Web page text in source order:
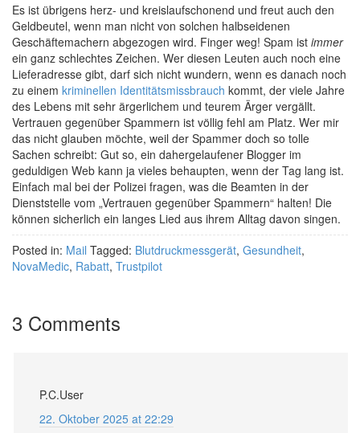
Es ist übrigens herz- und kreislaufschonend und freut auch den
Geldbeutel, wenn man nicht von solchen halbseidenen
Geschäftemachern abgezogen wird. Finger weg! Spam ist immer
ein ganz schlechtes Zeichen. Wer diesen Leuten auch noch eine
Lieferadresse gibt, darf sich nicht wundern, wenn es danach noch
zu einem kriminellen Identitätsmissbrauch kommt, der viele Jahre
des Lebens mit sehr ärgerlichem und teurem Ärger vergällt.
Vertrauen gegenüber Spammern ist völlig fehl am Platz. Wer mir
das nicht glauben möchte, weil der Spammer doch so tolle
Sachen schreibt: Gut so, ein dahergelaufener Blogger im
geduldigen Web kann ja vieles behaupten, wenn der Tag lang ist.
Einfach mal bei der Polizei fragen, was die Beamten in der
Dienststelle vom „Vertrauen gegenüber Spammern“ halten! Die
können sicherlich ein langes Lied aus ihrem Alltag davon singen.
Posted in: Mail Tagged: Blutdruckmessgerät, Gesundheit,
NovaMedic, Rabatt, Trustpilot
3 Comments
P.C.User
22. Oktober 2025 at 22:29